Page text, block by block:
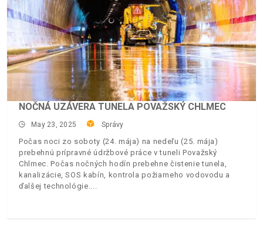
NOČNÁ UZÁVERA TUNELA POVAŽSKÝ CHLMEC
May 23, 2025 Správy
Počas noci zo soboty (24. mája) na nedeľu (25. mája)
prebehnú prípravné údržbové práce v tuneli Považský
Chlmec. Počas nočných hodín prebehne čistenie tunela,
kanalizácie, SOS kabín, kontrola požiarneho vodovodu a
ďalšej technológie.